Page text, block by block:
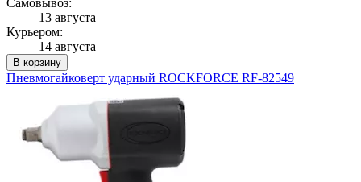
Самовывоз:
13 августа
Курьером:
14 августа
В корзину
Пневмогайковерт ударный ROCKFORCE RF-82549